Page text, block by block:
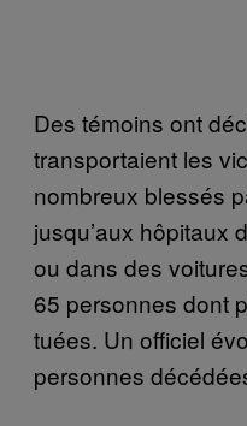
Des témoins ont
transportaient les
nombreux blessés
jusqu’aux hôpitaux
ou dans des
65 personnes dont
tuées. Un officiel
personnes